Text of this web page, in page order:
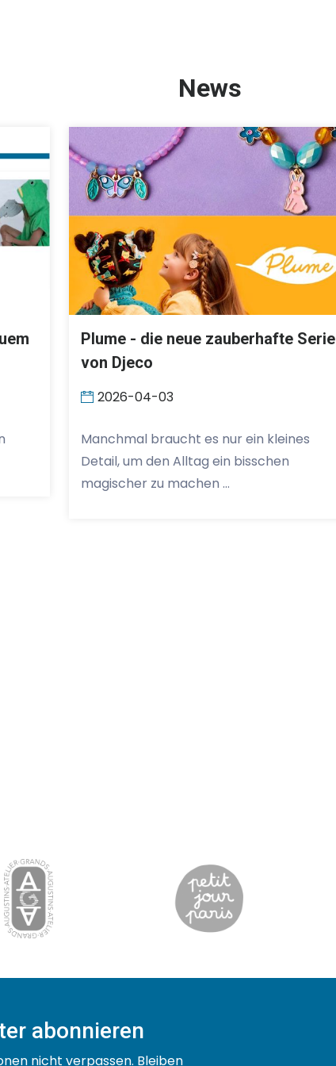
News
Plume - die neue zauberhafte Serie
von Djeco
2026-04-03
Manchmal braucht es nur ein kleines
Detail, um den Alltag ein bisschen
magischer zu machen …
abonnieren
nicht verpassen. Bleiben